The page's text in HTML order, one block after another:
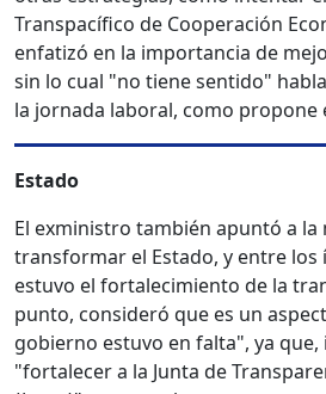
Transpacífico de Cooperación
enfatizó en la importancia de
sin lo cual "no tiene sentido"
la jornada laboral, como propone
Estado
El exministro también apuntó a la
transformar el Estado, y entre los
estuvo el fortalecimiento de la
punto, consideró que es un
gobierno estuvo en falta", ya
"fortalecer a la Junta de